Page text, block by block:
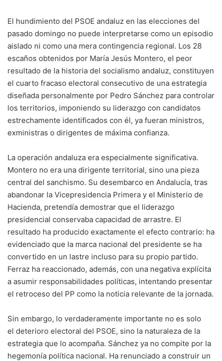
El hundimiento del PSOE andaluz en las elecciones del
pasado domingo no puede interpretarse como un episodio
aislado ni como una mera contingencia regional. Los 28
escaños obtenidos por María Jesús Montero, el peor
resultado de la historia del socialismo andaluz, constituyen
el cuarto fracaso electoral consecutivo de una estrategia
diseñada personalmente por Pedro Sánchez para controlar
los territorios, imponiendo su liderazgo con candidatos
estrechamente identificados con él, ya fueran ministros,
exministras o dirigentes de máxima confianza.
La operación andaluza era especialmente significativa.
Montero no era una dirigente territorial, sino una pieza
central del sanchismo. Su desembarco en Andalucía, tras
abandonar la Vicepresidencia Primera y el Ministerio de
Hacienda, pretendía demostrar que el liderazgo
presidencial conservaba capacidad de arrastre. El
resultado ha producido exactamente el efecto contrario: ha
evidenciado que la marca nacional del presidente se ha
convertido en un lastre incluso para su propio partido.
Ferraz ha reaccionado, además, con una negativa explícita
a asumir responsabilidades políticas, intentando presentar
el retroceso del PP como la noticia relevante de la jornada.
Sin embargo, lo verdaderamente importante no es solo
el deterioro electoral del PSOE, sino la naturaleza de la
estrategia que lo acompaña. Sánchez ya no compite por la
hegemonía política nacional. Ha renunciado a construir un